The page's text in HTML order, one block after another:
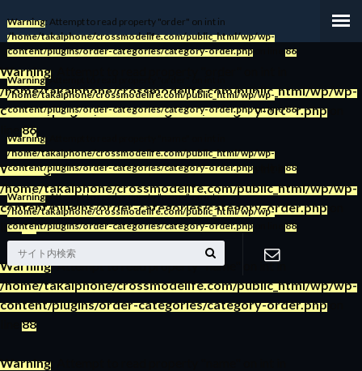
Warning
/home/takaiphone/crossmodelife.com/public_html/wp/wp-
content/plugins/order-categories/category-order.php
86
Warning: Attempt to read property "order" on int in
/home/takaiphone/crossmodelife.com/public_html/wp/wp-
content/plugins/order-categories/category-order.php
line86
Warning: Attempt to read property "name" on int in
/home/takaiphone/crossmodelife.com/public_html/wp/wp-
content/plugins/order-categories/category-order.php
88
Warning
Warning: Attempt to read property "order" on int in
/home/takaiphone/crossmodelife.com/public_html/wp/wp-
content/plugins/order-categories/category-order.phpon line 86
Warning: Attempt to read property "order" on int in
/home/takaiphone/crossmodelife.com/public_html/wp/wp-
content/plugins/order-categories/category-order.phpon line86
Warning: Attempt to read property "name" on int in
/home/takaiphone/crossmodelife.com/public_html/wp/wp-
content/plugins/order-categories/category-order.phpon line 88
Warning: Attempt to read property "name" on int in
/home/takaiphone/crossmodelife.com/public_html/wp/wp-
content/plugins/order-categories/category-order.phpon line 88
お問い合わ